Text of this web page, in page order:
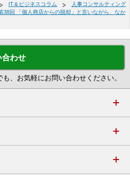
IT＆ビジネスコラム
人事コンサルティング
38回 「個人商店からの脱却」と言いながら、なか
合わせ
、お気軽にお問い合わせください。